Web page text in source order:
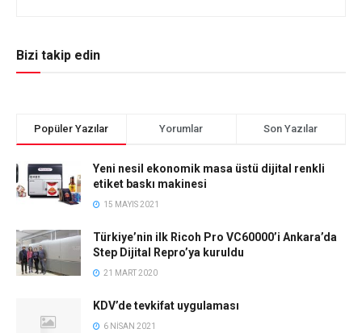
Bizi takip edin
Popüler Yazılar Yorumlar Son Yazılar
Yeni nesil ekonomik masa üstü dijital renkli
etiket baskı makinesi
15 MAYIS 2021
Türkiye’nin ilk Ricoh Pro VC60000’i Ankara’da
Step Dijital Repro’ya kuruldu
21 MART 2020
KDV’de tevkifat uygulaması
6 NISAN 2021